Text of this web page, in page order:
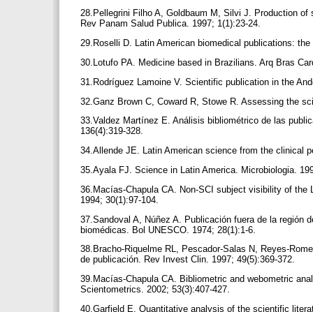
28.Pellegrini Filho A, Goldbaum M, Silvi J. Production
Rev Panam Salud Publica. 1997; 1(1):23-24.
29.Roselli D. Latin American biomedical publications:
30.Lotufo PA. Medicine based in Brazilians. Arq Bras
31.Rodríguez Lamoine V. Scientific publication in the
32.Ganz Brown C, Coward R, Stowe R. Assessing the
33.Valdez Martínez E. Análisis bibliométrico de las
136(4):319-328.
34.Allende JE. Latin American science from the clinical
35.Ayala FJ. Science in Latin America. Microbiologia.
36.Macías-Chapula CA. Non-SCI subject visibility of
1994; 30(1):97-104.
37.Sandoval A, Núñez A. Publicación fuera de la región
biomédicas. Bol UNESCO. 1974; 28(1):1-6.
38.Bracho-Riquelme RL, Pescador-Salas N, Reyes-
de publicación. Rev Invest Clin. 1997; 49(5):369-372.
39.Macías-Chapula CA. Bibliometric and webometric
Scientometrics. 2002; 53(3):407-427.
40.Garfield E. Quantitative analysis of the scientific